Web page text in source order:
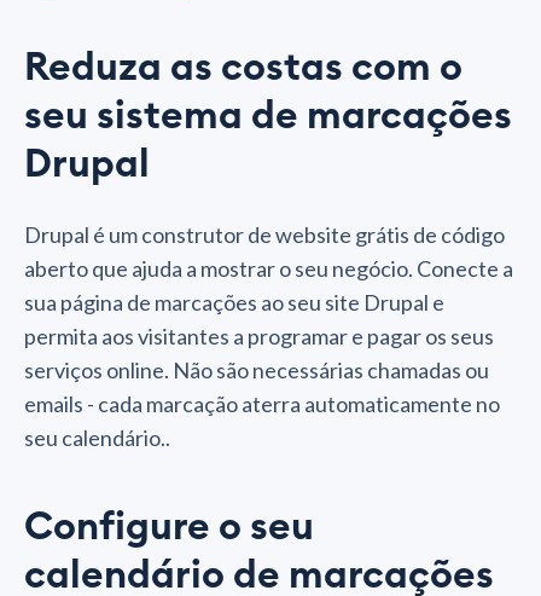
Reduza as costas com o
seu sistema de marcações
Drupal
Drupal é um construtor de website grátis de código
aberto que ajuda a mostrar o seu negócio. Conecte a
sua página de marcações ao seu site Drupal e
permita aos visitantes a programar e pagar os seus
serviços online. Não são necessárias chamadas ou
emails - cada marcação aterra automaticamente no
seu calendário..
Configure o seu
calendário de marcações